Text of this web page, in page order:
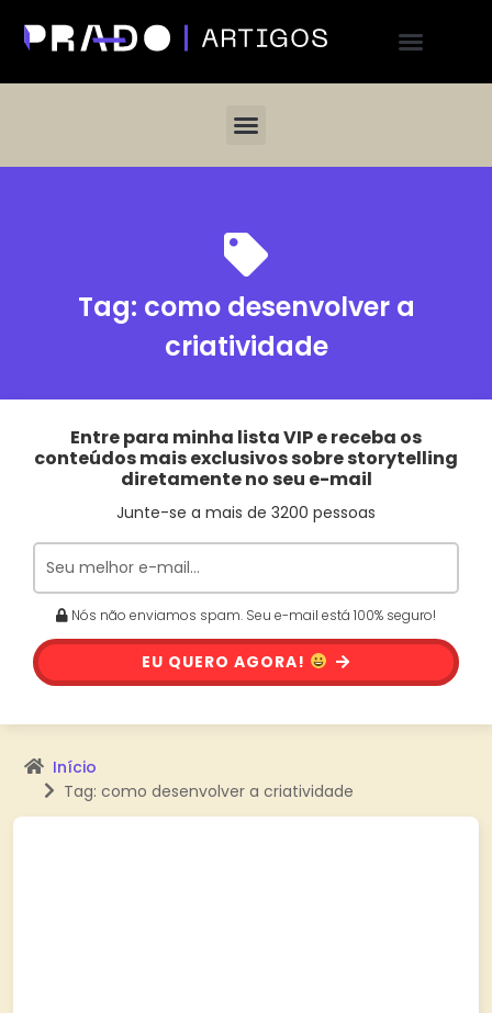
Tag: como desenvolver a
criatividade
Entre para minha lista VIP e receba os
conteúdos mais exclusivos sobre storytelling
diretamente no seu e-mail
Junte-se a mais de 3200 pessoas
Nós não enviamos spam. Seu e-mail está 100% seguro!
EU QUERO AGORA!
Início
Tag: como desenvolver a criatividade